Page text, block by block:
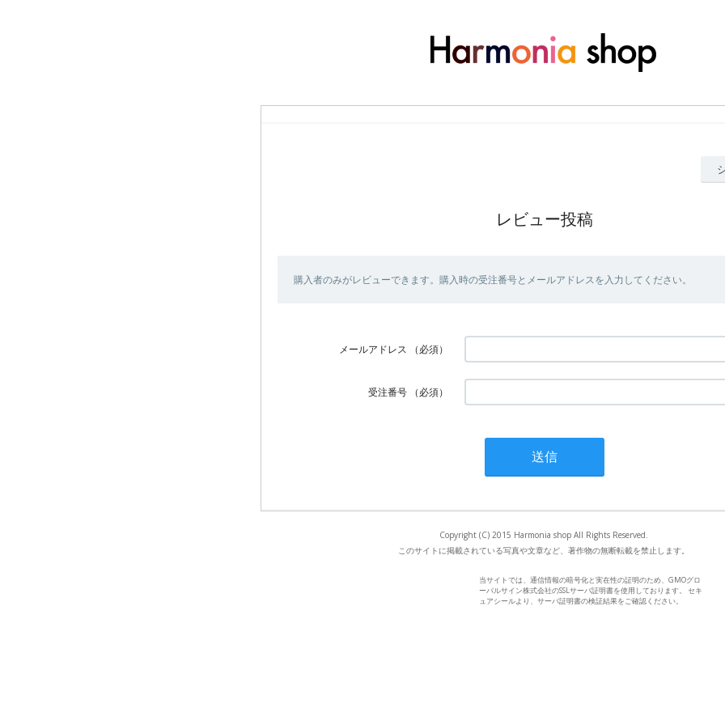
レビュー投稿
購入者のみがレビューできます。購入時の受注番号とメールアドレスを入力してください。
メールアドレス （必須）
受注番号 （必須）
Copyright (C) 2015 Harmonia shop All Rights Reserved.
このサイトに掲載されている写真や文章など、著作物の無断転載を禁止します。
当サイトでは、通信情報の暗号化と実在性の証明のため、GMOグロ
ーバルサイン株式会社のSSLサーバ証明書を使用しております。 セキ
ュアシールより、サーバ証明書の検証結果をご確認ください。